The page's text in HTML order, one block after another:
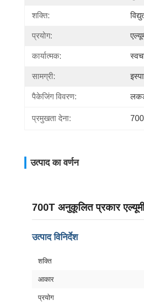
शक्ति:
प्रयोग:
कार्यात्मक:
सामग्री:
पैकेजिंग विवरण:
प्रमुखता देना:
उत्पाद का वर्णन
700T अनुकूलित प्रकार
उत्पाद विनिर्देश
शक्ति
आकार
प्रयोग